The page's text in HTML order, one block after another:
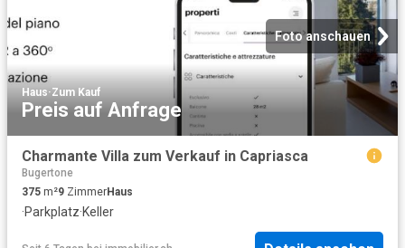
Foto anschauen
Haus·Zum Kauf
Preis auf Anfrage
Charmante Villa zum Verkauf in Capriasca
Bugertone
375 m²9 ZimmerHaus
·Parkplatz·Keller